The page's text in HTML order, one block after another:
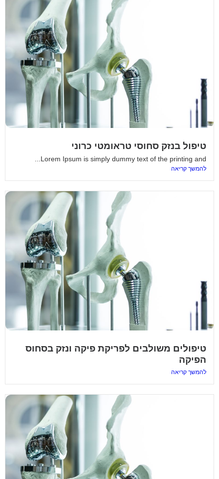
טיפול בנזק סחוסי טראומטי כרוני
Lorem Ipsum is simply dummy text of the printing and...
להמשך קריאה
טיפולים משולבים לפריקת פיקה ונזק בסחוס
הפיקה
להמשך קריאה